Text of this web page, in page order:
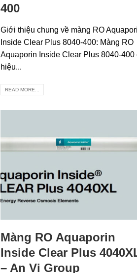
400
Giới thiệu chung về màng RO
Inside Clear Plus 8040-400: Màng RO
Aquaporin Inside Clear Plus 8040-400
hiệu...
READ MORE...
Màng RO Aquaporin
Inside Clear Plus
– An Vi Group